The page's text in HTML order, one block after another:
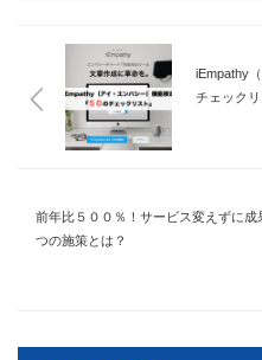
iEmpathy
チェックリ
前年比５００％！サービス変えずに成
つの施策とは？